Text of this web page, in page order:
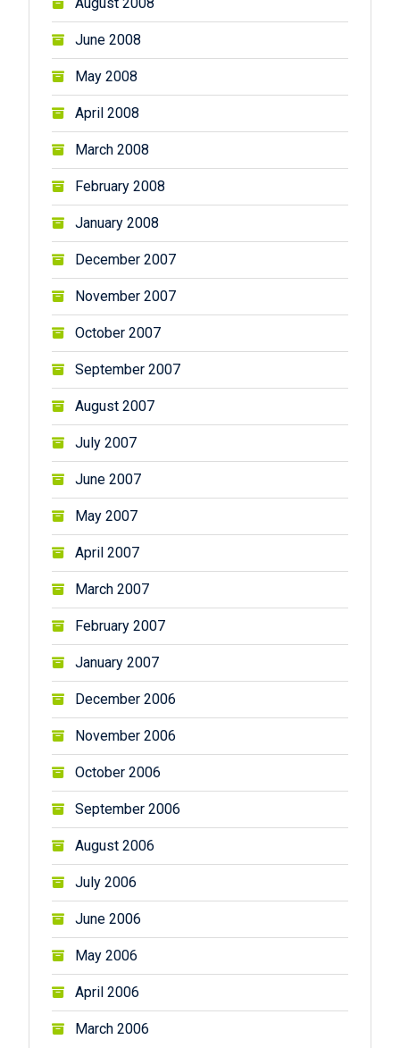
June 2008
May 2008
April 2008
March 2008
February 2008
January 2008
December 2007
November 2007
October 2007
September 2007
August 2007
July 2007
June 2007
May 2007
April 2007
March 2007
February 2007
January 2007
December 2006
November 2006
October 2006
September 2006
August 2006
July 2006
June 2006
May 2006
April 2006
March 2006